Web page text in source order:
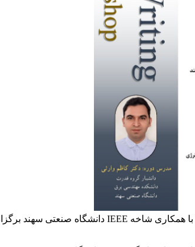
با همکاری شاخه IEEE دانشگاه صنعتی سهند برگزار می‌کند: